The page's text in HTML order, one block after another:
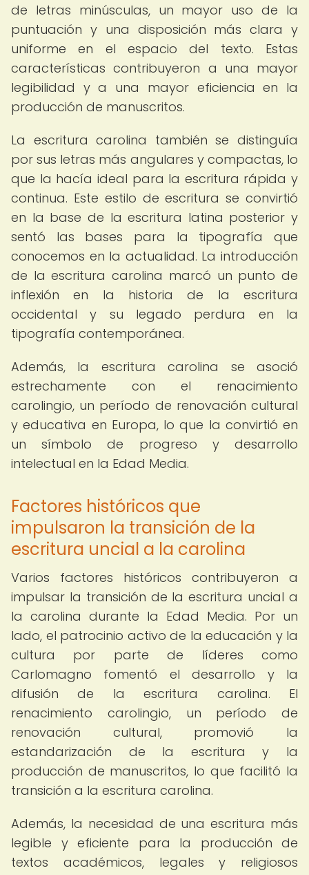
de letras minúsculas, un mayor uso de la
puntuación y una disposición más clara y
uniforme en el espacio del texto. Estas
características contribuyeron a una mayor
legibilidad y a una mayor eficiencia en la
producción de manuscritos.
La escritura carolina también se distinguía
por sus letras más angulares y compactas, lo
que la hacía ideal para la escritura rápida y
continua. Este estilo de escritura se convirtió
en la base de la escritura latina posterior y
sentó las bases para la tipografía que
conocemos en la actualidad. La introducción
de la escritura carolina marcó un punto de
inflexión en la historia de la escritura
occidental y su legado perdura en la
tipografía contemporánea.
Además, la escritura carolina se asoció
estrechamente con el renacimiento
carolingio, un período de renovación cultural
y educativa en Europa, lo que la convirtió en
un símbolo de progreso y desarrollo
intelectual en la Edad Media.
Factores históricos que
impulsaron la transición de la
escritura uncial a la carolina
Varios factores históricos contribuyeron a
impulsar la transición de la escritura uncial a
la carolina durante la Edad Media. Por un
lado, el patrocinio activo de la educación y la
cultura por parte de líderes como
Carlomagno fomentó el desarrollo y la
difusión de la escritura carolina. El
renacimiento carolingio, un período de
renovación cultural, promovió la
estandarización de la escritura y la
producción de manuscritos, lo que facilitó la
transición a la escritura carolina.
Además, la necesidad de una escritura más
legible y eficiente para la producción de
textos académicos, legales y religiosos